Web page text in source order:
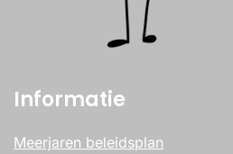
Informatie
Meerjaren beleidsplan